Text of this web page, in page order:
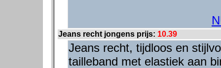
Jeans recht jongens prijs: 10.39
Jeans recht, tijdloos en
tailleband met elastiek aan